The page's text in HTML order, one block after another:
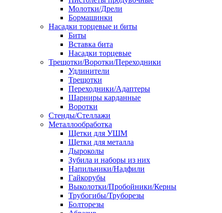
Молотки/Дрели
Бормашинки
Насадки торцевые и биты
Биты
Вставка бита
Насадки торцевые
Трещотки/Воротки/Переходники
Удлинители
Трещотки
Переходники/Адаптеры
Шарниры карданные
Воротки
Стенды/Стеллажи
Металлообработка
Щетки для УШМ
Щетки для металла
Дыроколы
Зубила и наборы из них
Напильники/Надфили
Гайкорубы
Выколотки/Пробойники/Керны
Трубогибы/Труборезы
Болторезы